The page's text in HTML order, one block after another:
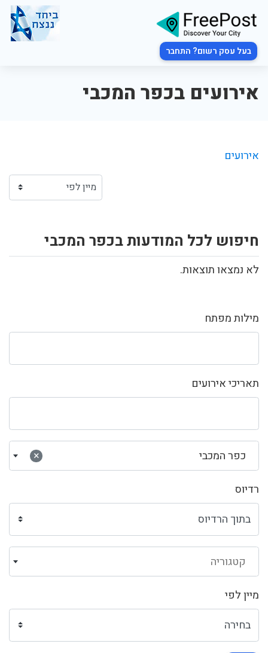
בעל עסק רשום? התחבר
אירועים בכפר המכבי
מילות מפתח
תאריכי אירועים
× כפר המכבי
רדיוס
קטגוריה
מיין לפי
אירועים
חיפוש לכל המודעות בכפר המכבי
לא נמצאו תוצאות.